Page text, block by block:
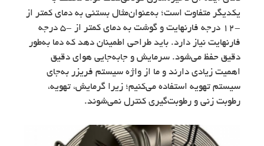
یکدیگر متفاوت است؛ به‌عنوان‌مثال بستنی به دمای کمتر از
-۱۲ درجه فارنهایت و گوشت به دمای کمتر از -۵ درجه
فارنهایت نیاز دارد. باید طراحی اطمینان دهد که دما به‌طور
دقیق حفظ می‌شود. سرمایش و جابه‌جایی هوای دقیق
اهمیت زیادی دارند و ما از واژه سیستم فریزر به‌جای
سیستم تهویه استفاده می‌کنیم؛ زیرا گرمایش، تهویه،
رطوبت زنی و رطوبت‌گیری کنترل نمی‌شوند.